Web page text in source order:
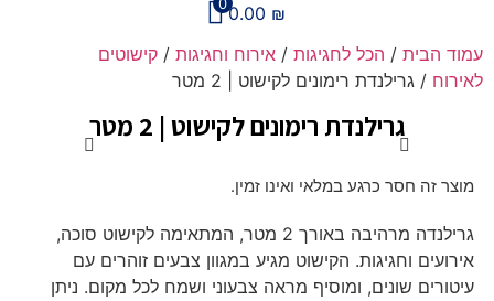
0.00 ₪
עמוד הבית / הכל לחגיגות / אירוח וחגיגות / קישוטים
לאירוח / גרילנדת רימונים לקישוט | 2 מטר
גרילנדת רימונים לקישוט | 2 מטר
מוצר זה חסר כרגע במלאי ואינו זמין.
גרילנדה מרהיבה באורך 2 מטר, המתאימה לקישוט סוכה,
אירועים וחגיגות. הקישוט מגיע במגוון צבעים זוהרים עם
עיטורים שונים, ומוסיף מראה צבעוני ושמח לכל מקום. ניתן